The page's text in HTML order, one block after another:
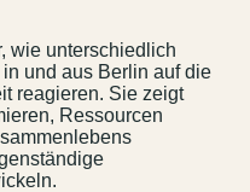
wie unterschiedlich
und aus Berlin auf die
reagieren. Sie zeigt
Ressourcen